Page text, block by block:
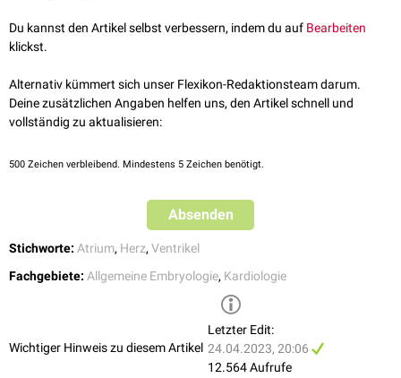
Endokardkissen wird der einheitliche Kanal danach in eine rechte und
eine linke Strombahn unterteilt:
Canalis atrioventricularis sinister
Die fusionierten Endokardkissen bilden die gewebliche Grundlage für die
spätere Entwicklung derAtrioventrikularklappen
Du kannst den Artikel selbst verbessern, indem du auf Bearbeiten
klickst.
Alternativ kümmert sich unser Flexikon-Redaktionsteam darum.
Deine zusätzlichen Angaben helfen uns, den Artikel schnell und
vollständig zu aktualisieren:
500 Zeichen verbleibend. Mindestens 5 Zeichen benötigt.
Absenden
Stichworte: Atrium, Herz, Ventrikel
Fachgebiete: Allgemeine Embryologie, Kardiologie
Wichtiger Hinweis zu diesem Artikel
Letzter Edit:
24.04.2023, 20:06
12.564 Aufrufe